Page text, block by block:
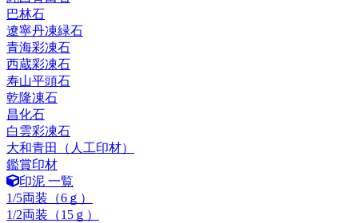
巴林石
遼寧丹凍緑石
青海彩凍石
西蔵彩凍石
寿山平頭石
乾隆凍石
昌化石
白雲彩凍石
大和青田（人工印材）
鑑賞印材
印泥 一覧
1/5両装（6ｇ）
1/2両装（15ｇ）